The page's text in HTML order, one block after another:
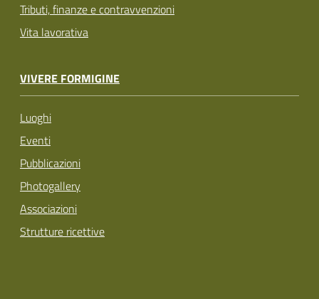
Tributi, finanze e contravvenzioni
Vita lavorativa
VIVERE FORMIGINE
Luoghi
Eventi
Pubblicazioni
Photogallery
Associazioni
Strutture ricettive